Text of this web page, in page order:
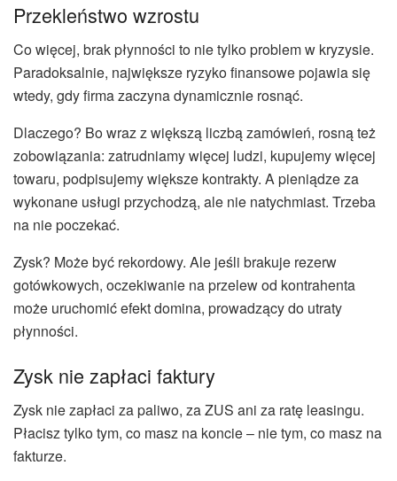
Przekleństwo wzrostu
Co więcej, brak płynności to nie tylko problem w kryzysie.
Paradoksalnie, największe ryzyko finansowe pojawia się
wtedy, gdy firma zaczyna dynamicznie rosnąć.
Dlaczego? Bo wraz z większą liczbą zamówień, rosną też
zobowiązania: zatrudniamy więcej ludzi, kupujemy więcej
towaru, podpisujemy większe kontrakty. A pieniądze za
wykonane usługi przychodzą, ale nie natychmiast. Trzeba
na nie poczekać.
Zysk? Może być rekordowy. Ale jeśli brakuje rezerw
gotówkowych, oczekiwanie na przelew od kontrahenta
może uruchomić efekt domina, prowadzący do utraty
płynności.
Zysk nie zapłaci faktury
Zysk nie zapłaci za paliwo, za ZUS ani za ratę leasingu.
Płacisz tylko tym, co masz na koncie – nie tym, co masz na
fakturze.